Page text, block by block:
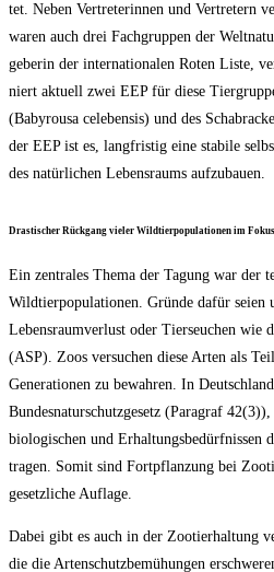
tet. Neben Ver­tre­te­rin­nen und Ver­tre­tern
waren auch drei Fach­grup­pen der
ge­be­rin der inter­na­tio­na­len Roten Lis­te,
niert aktu­ell zwei EEP für die­se
(Baby­ro­u­sa cele­bens­is) und des
der EEP ist es, lang­fris­tig eine sta­bi­le
des natür­li­chen Lebens­raums aufzubauen.
Dras­ti­scher Rück­gang vie­ler Wild­tier­po­pu­la­tio­nen im Fokus
Ein zen­tra­les The­ma der Tagung war der
Wild­tier­po­pu­la­tio­nen. Grün­de dafür sei­en
Lebens­raum­ver­lust oder Tier­seu­chen wie
(ASP). Zoos ver­su­chen die­se Arten als
Gene­ra­tio­nen zu bewah­ren. In
Bun­des­na­tur­schutz­ge­setz (Para­graf
bio­lo­gi­schen und Erhal­tungs­be­dürf­nis­sen
tra­gen. Somit sind Fort­pflan­zung bei
gesetz­li­che Auflage.
Dabei gibt es auch in der Zoo­tier­hal­tung
die die Arten­schutz­be­mü­hun­gen